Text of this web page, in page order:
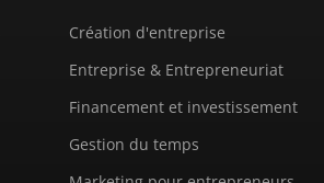
Création d'entreprise
Entreprise & Entrepreneuriat
Financement et investissement
Gestion du temps